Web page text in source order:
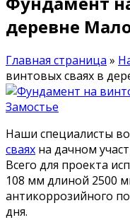
деревне
Главная страница »
винтовых сваях в
Наши специалисты
сваях на дачном
Всего для проекта
108 мм длиной 2500
антикоррозийного
дня.